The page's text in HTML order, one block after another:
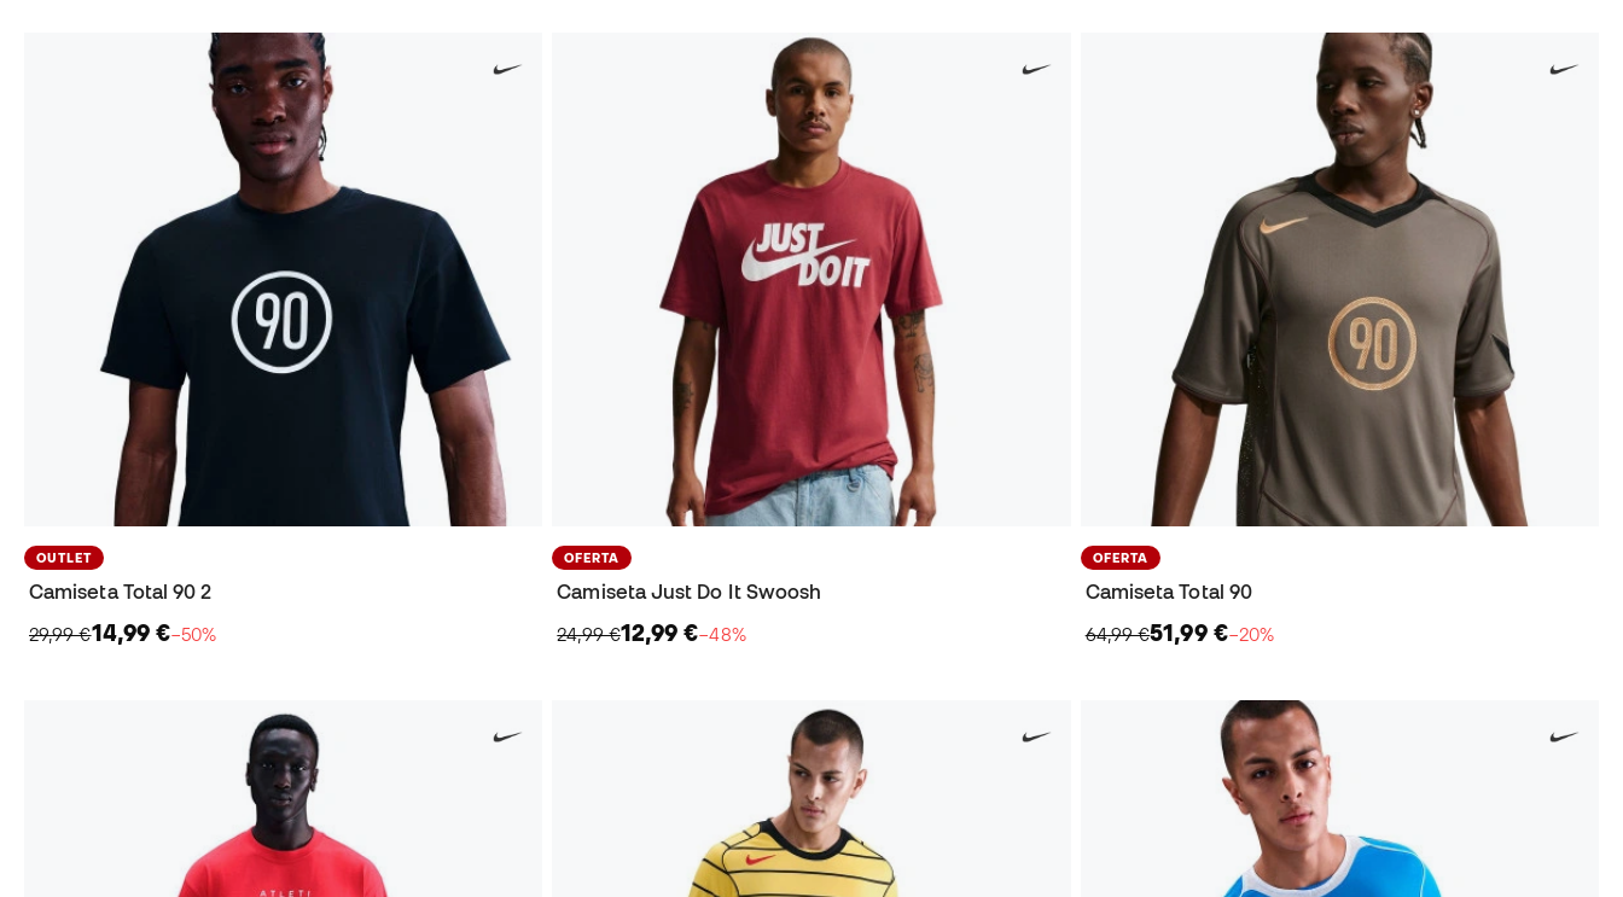
OUTLET
Camiseta Total 90 2
29,99 €14,99 €−50%
OFERTA
Camiseta Just Do It Swoosh
24,99 €12,99 €−48%
OFERTA
Camiseta Total 90
64,99 €51,99 €−20%